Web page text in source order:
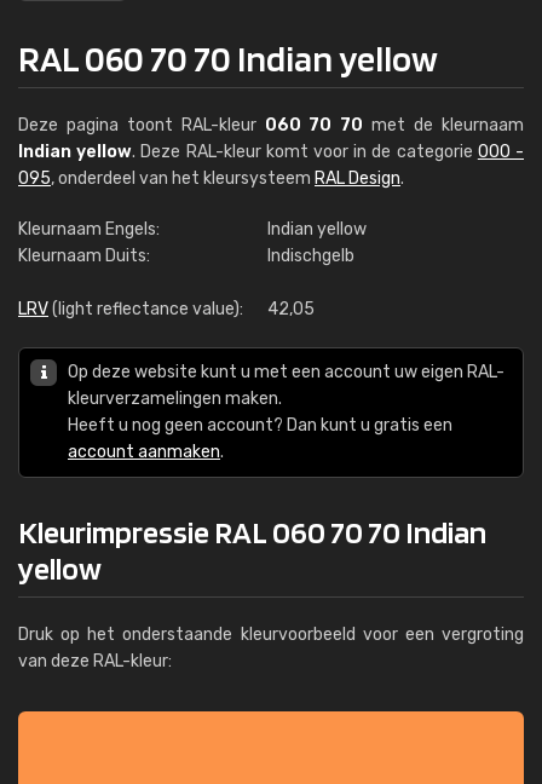
RAL 060 70 70 Indian yellow
Deze pagina toont RAL-kleur 060 70 70 met de kleurnaam
Indian yellow. Deze RAL-kleur komt voor in de categorie 000 -
095, onderdeel van het kleursysteem RAL Design.
Kleurnaam Engels:
Indian yellow
Kleurnaam Duits:
Indischgelb
LRV(light reflectance value): 42,05
Op deze website kunt u met een account uw eigen RAL-
kleurverzamelingen maken.
Heeft u nog geen account? Dan kunt u gratis een
account aanmaken.
Kleurimpressie RAL 060 70 70 Indian
yellow
Druk op het onderstaande kleurvoorbeeld voor een vergroting
van deze RAL-kleur: